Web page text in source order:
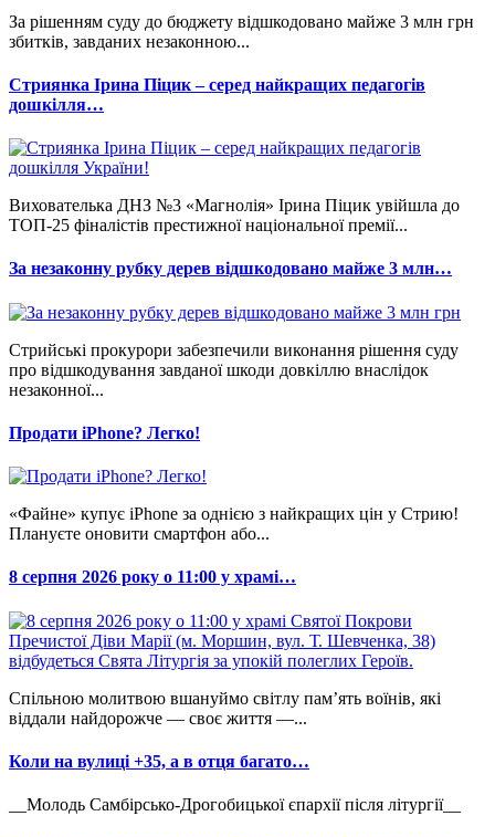
За рішенням суду до бюджету відшкодовано майже 3 млн грн
збитків, завданих незаконною...
Стриянка Ірина Піцик – серед найкращих педагогів
дошкілля…
Вихователька ДНЗ №3 «Магнолія» Ірина Піцик увійшла до
ТОП-25 фіналістів престижної національної премії...
За незаконну рубку дерев відшкодовано майже 3 млн…
Стрийські прокурори забезпечили виконання рішення суду
про відшкодування завданої шкоди довкіллю внаслідок
незаконної...
Продати iPhone? Легко!
«Файне» купує iPhone за однією з найкращих цін у Стрию!
Плануєте оновити смартфон або...
8 серпня 2026 року о 11:00 у храмі…
Спільною молитвою вшануймо світлу пам’ять воїнів, які
віддали найдорожче — своє життя —...
Коли на вулиці +35, а в отця багато…
__Молодь Самбірсько-Дрогобицької єпархії після літургії__